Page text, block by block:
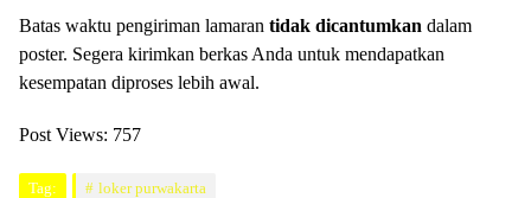
Batas waktu pengiriman lamaran tidak dicantumkan dalam
poster. Segera kirimkan berkas Anda untuk mendapatkan
kesempatan diproses lebih awal.
Post Views: 757
Tag: loker purwakarta